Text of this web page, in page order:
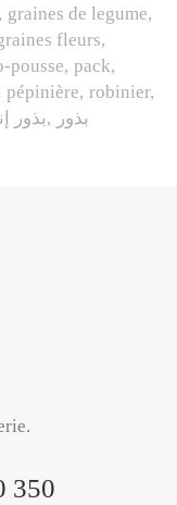
graines de legume
fleurs
pousse pack
pépinière robinier
بذور بذور
350